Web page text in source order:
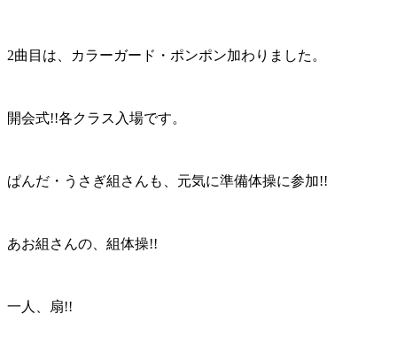
2曲目は、カラーガード・ポンポン加わりました。
開会式!!各クラス入場です。
ぱんだ・うさぎ組さんも、元気に準備体操に参加!!
あお組さんの、組体操!!
一人、扇!!